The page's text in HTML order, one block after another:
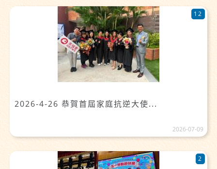
2026-4-26 恭賀首屆家庭抗逆大使...
12
2026-07-09
2